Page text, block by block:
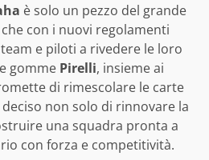
è solo un pezzo del grande
che con i nuovi regolamenti
e piloti a rivedere le loro
gomme Pirelli, insieme ai
di rimescolare le carte
deciso non solo di rinnovare la
una squadra pronta a
con forza e competitività.